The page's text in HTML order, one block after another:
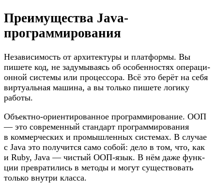
Преимущества Java-
программирования
Неза­ви­си­мость от архи­тек­ту­ры и плат­фор­мы. Вы
пише­те код, не заду­мы­ва­ясь об осо­бен­но­стях опе­ра­ци­
он­ной систе­мы или про­цес­со­ра. Всё это берёт на себя
вир­ту­аль­ная маши­на, а вы толь­ко пише­те логи­ку
работы.
Объектно-ориентированное про­грам­ми­ро­ва­ние. ООП
— это совре­мен­ный стан­дарт про­грам­ми­ро­ва­ния
в ком­мер­че­ских и про­мыш­лен­ных систе­мах. В слу­чае
с Java это полу­чит­ся само собой: дело в том, что, как
и Ruby, Java — чистый ООП-язык. В нём даже функ­
ции пре­вра­ти­лись в мето­ды и могут суще­ство­вать
толь­ко внут­ри класса.